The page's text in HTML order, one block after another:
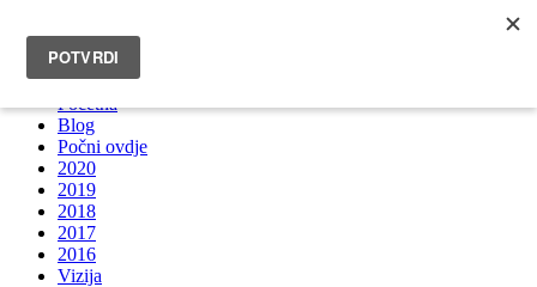
INFO@BRUNOBOKSIC.COM
Početna
Blog
Počni ovdje
2020
2019
2018
2017
2016
Vizija